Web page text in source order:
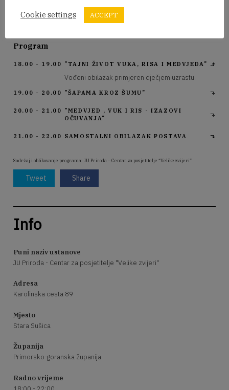
postav.
Program
18.00 - 19.00 "TAJNI ŽIVOT VUKA, RISA I MEDVJEDA"
Vođeni obilazak primjeren dječjem uzrastu.
19.00 - 20.00 "ŠAPAMA KROZ ŠUMU"
20.00 - 21.00 "MEDVJED , VUK I RIS - IZAZOVI
OČUVANJA"
21.00 - 22.00 SAMOSTALNI OBILAZAK POSTAVA
Sadržaj i oblikovanje programa: JU Priroda – Centar za posjetitelje “Velike zvijeri”
Tweet Share
Info
Puni naziv ustanove
JU Priroda - Centar za posjetitelje "Velike zvijeri"
Adresa
Karolinska cesta 89
Mjesto
Stara Sušica
Županija
Primorsko-goranska županija
Radno vrijeme
Cookie settings
ACCEPT